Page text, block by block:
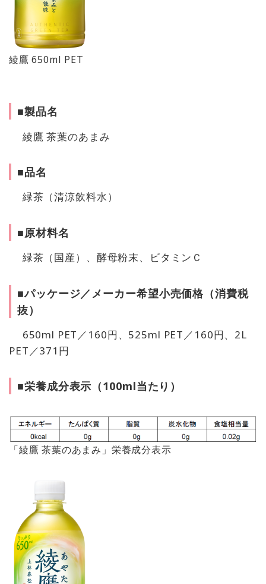
綾鷹 650ml PET
■製品名
綾鷹 茶葉のあまみ
■品名
緑茶（清涼飲料水）
■原材料名
緑茶（国産）、酵母粉末、ビタミンＣ
■パッケージ／メーカー希望小売価格（消費税
抜）
650ml PET／160円、525ml PET／160円、2L
PET／371円
■栄養成分表示（100ml当たり）
「綾鷹 茶葉のあまみ」栄養成分表示